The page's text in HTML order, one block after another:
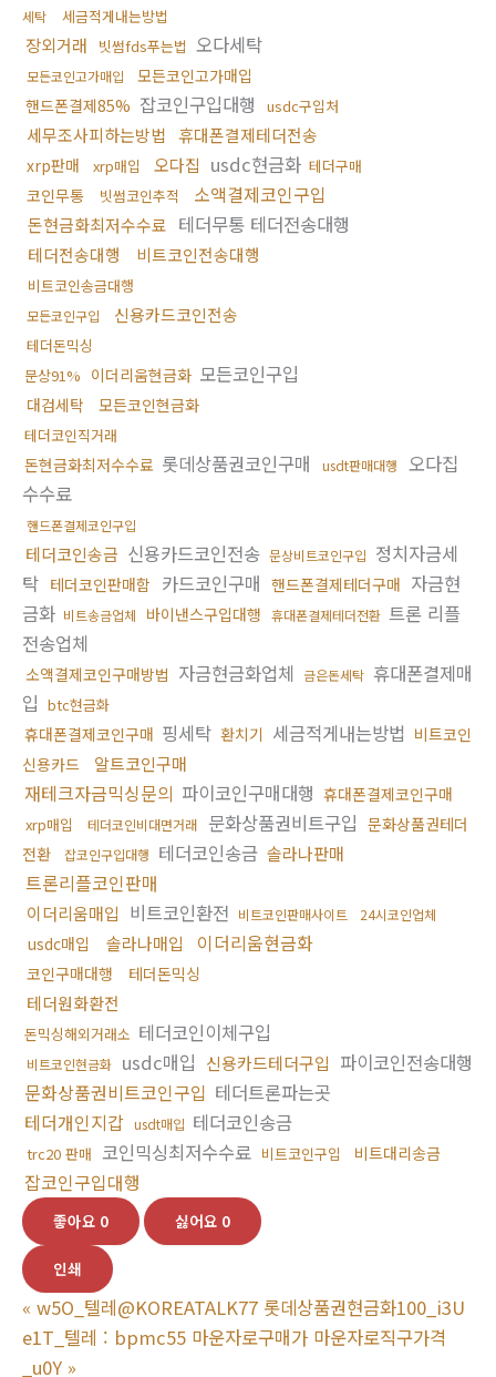
세탁
세금적게내는방법
장외거래 빗썸fds푸는법 오다세탁
모든코인고가매입
모든코인고가매입
핸드폰결제85% 잡코인구입대행 usdc구입처
세무조사피하는방법 휴대폰결제테더전송
xrp판매 xrp매입 오다집 usdc현금화 테더구매
코인무통 빗썸코인추적 소액결제코인구입
돈현금화최저수수료 테더무통 테더전송대행
테더전송대행 비트코인전송대행
비트코인송금대행
모든코인구입 신용카드코인전송
테더돈믹싱
문상91% 이더리움현금화 모든코인구입
대검세탁 모든코인현금화
테더코인직거래
돈현금화최저수수료 롯데상품권코인구매 usdt판매대행
오다집
수수료
핸드폰결제코인구입
테더코인송금 신용카드코인전송 문상비트코인구입 정치자금세
탁 테더코인판매함 카드코인구매 핸드폰결제테더구매 자금현
금화 비트송금업체 바이낸스구입대행 휴대폰결제테더전환 트론 리플
전송업체
소액결제코인구매방법 자금현금화업체 금은돈세탁 휴대폰결제매
입 btc현금화
휴대폰결제코인구매 핑세탁 환치기 세금적게내는방법 비트코인
신용카드
알트코인구매
재테크자금믹싱문의 파이코인구매대행 휴대폰결제코인구매
xrp매입 테더코인비대면거래 문화상품권비트구입 문화상품권테더
전환
잡코인구입대행 테더코인송금 솔라나판매
트론리플코인판매
이더리움매입 비트코인환전 비트코인판매사이트 24시코인업체
usdc매입 솔라나매입 이더리움현금화
코인구매대행 테더돈믹싱
테더원화환전
돈믹싱해외거래소 테더코인이체구입
비트코인현금화 usdc매입 신용카드테더구입 파이코인전송대행
문화상품권비트코인구입 테더트론파는곳
테더개인지갑 usdt매입 테더코인송금
trc20 판매 코인믹싱최저수수료 비트코인구입 비트대리송금
잡코인구입대행
좋아요 0 싫어요 0
인쇄
« w5O_텔레@KOREATALK77 롯데상품권현금화100_i3U
e1T_텔레 : bpmc55 마운자로구매가 마운자로직구가격
_u0Y »